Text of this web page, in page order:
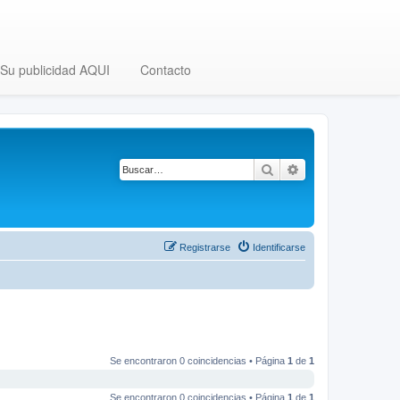
publicidad AQUI Contacto
Buscar
Identificarse
Registrarse
Se encontraron 0 coincidencias • Página 1 de 1
Se encontraron 0 coincidencias • Página 1 de 1